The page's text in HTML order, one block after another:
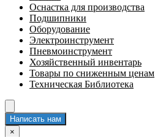
Оснастка для производства
Подшипники
Оборудование
Электроинструмент
Пневмоинструмент
Хозяйственный инвентарь
Товары по сниженным ценам
Техническая Библиотека
Написать нам
×